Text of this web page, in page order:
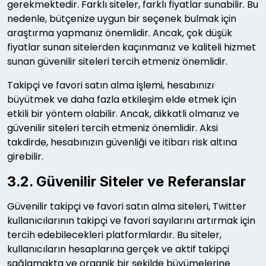
gerekmektedir. Farklı siteler, farklı fiyatlar sunabilir. Bu
nedenle, bütçenize uygun bir seçenek bulmak için
araştırma yapmanız önemlidir. Ancak, çok düşük
fiyatlar sunan sitelerden kaçınmanız ve kaliteli hizmet
sunan güvenilir siteleri tercih etmeniz önemlidir.
Takipçi ve favori satın alma işlemi, hesabınızı
büyütmek ve daha fazla etkileşim elde etmek için
etkili bir yöntem olabilir. Ancak, dikkatli olmanız ve
güvenilir siteleri tercih etmeniz önemlidir. Aksi
takdirde, hesabınızın güvenliği ve itibarı risk altına
girebilir.
3.2. Güvenilir Siteler ve Referanslar
Güvenilir takipçi ve favori satın alma siteleri, Twitter
kullanıcılarının takipçi ve favori sayılarını artırmak için
tercih edebilecekleri platformlardır. Bu siteler,
kullanıcıların hesaplarına gerçek ve aktif takipçi
sağlamakta ve organik bir şekilde büyümelerine